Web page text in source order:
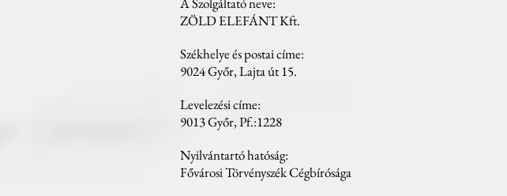
ZÖLD ELEFÁNT Kft.
Székhelye és postai címe:
9024 Győr, Lajta út 15.
Levelezési címe:
9013 Győr, Pf.:1228
Nyilvántartó hatóság:
Fővárosi Törvényszék Cégbírósága